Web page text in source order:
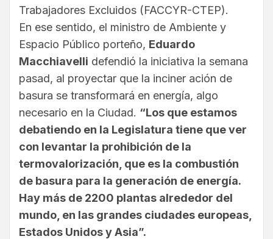
Trabajadores Excluidos (FACCYR-CTEP).
En ese sentido, el ministro de Ambiente y
Espacio Público porteño, Eduardo
Macchiavelli defendió la iniciativa la semana
pasad, al proyectar que la inciner ación de
basura se transformará en energía, algo
necesario en la Ciudad. “Los que estamos
debatiendo en la Legislatura tiene que ver
con levantar la prohibición de la
termovalorización, que es la combustión
de basura para la generación de energía.
Hay más de 2200 plantas alrededor del
mundo, en las grandes ciudades europeas,
Estados Unidos y Asia”.